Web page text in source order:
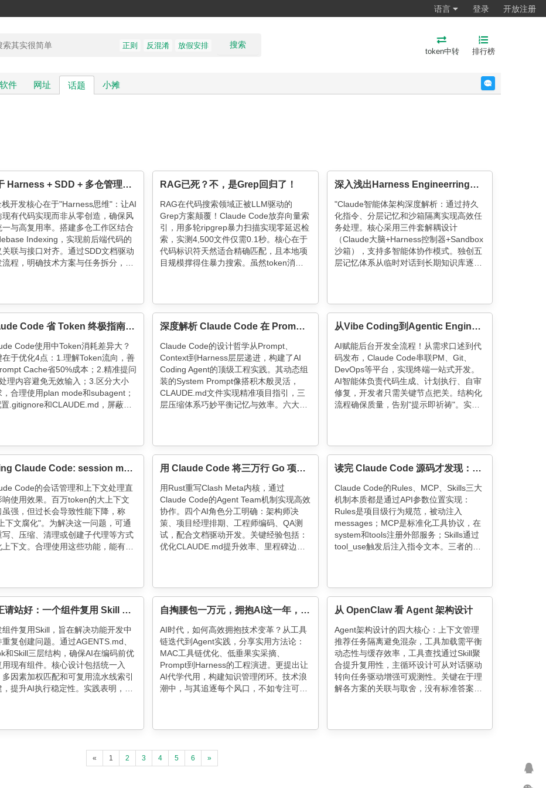
语言 登录 开放注册
搜索
正则 反混淆 放假安排
token中转 排行榜
软件 网址 话题 小摊
基于 Harness + SDD + 多仓管理模式的 AI 全栈开发实践
栈开发核心在于"Harness思维"：让AI
现有代码实现而非从零创造，确保风
一与高复用率。搭建多仓工作区结合
Indexing，实现前后端代码的
关联与接口对齐。通过SDD文档驱动
流程，明确技术方案与任务拆分，借
降低50%+开发耗时。
RAG已死？不，是Grep回归了！
RAG在代码搜索领域正被LLM驱动的
Grep方案颠覆！Claude Code放弃向量索
引，用多轮ripgrep暴力扫描实现零延迟检
索，实测4,500文件仅需0.1秒。核心在于
代码标识符天然适合精确匹配，且本地项
目规模撑得住暴力搜索。虽然token消耗
深入浅出Harness Engineerring之核心模式与理念
"Claude智能体架构深度解析：通过持久
化指令、分层记忆和沙箱隔离实现高效任
务处理。核心采用三件套解耦设计
（Claude大脑+Harness控制器+Sandbox
沙箱），支持多智能体协作模式。独创五
层记忆体系从临时对话到长期知识库逐级
Claude Code 省 Token 终极指南：同样干活，3k 和 30k 的差距藏在这些细节里
Code使用中Token消耗差异大？
在于优化4点：1.理解Token流向，善
Cache省50%成本；2.精准提问
理内容避免无效输入；3.区分大小
，合理使用plan mode和subagent；
.gitignore和CLAUDE.md，屏蔽冗
深度解析 Claude Code 在 Prompt / Context / Harness 的设计与实践
Claude Code的设计哲学从Prompt、
Context到Harness层层递进，构建了AI
Coding Agent的顶级工程实践。其动态组
装的System Prompt像搭积木般灵活，
CLAUDE.md文件实现精准项目指引，三
层压缩体系巧妙平衡记忆与效率。六大内
的工程浪漫，将严谨与趣味完美融合。
从Vibe Coding到Agentic Engineering：重构后台开发全流程
AI赋能后台开发全流程！从需求口述到代
码发布，Claude Code串联PM、Git、
DevOps等平台，实现终端一站式开发。
AI智能体负责代码生成、计划执行、自审
修复，开发者只需关键节点把关。结构化
流程确保质量，告别"提示即祈祷"。实践
Using Claude Code: session management and 1M context
Code的会话管理和上下文处理直
响使用效果。百万token的大上下文
虽强，但过长会导致性能下降，称
下文腐化"。为解决这一问题，可通
写、压缩、清理或创建子代理等方式
上下文。合理使用这些功能，能有效
用 Claude Code 将三万行 Go 项目移植到 Rust：Agent Team 实践与 Harness 效率优化
用Rust重写Clash Meta内核，通过
Claude Code的Agent Team机制实现高效
协作。四个AI角色分工明确：架构师决
策、项目经理排期、工程师编码、QA测
试，配合文档驱动开发。关键经验包括：
优化CLAUDE.md提升效率、里程碑边界
读完 Claude Code 源码才发现：Skills、MCP、Rules 的区别，远没有你想的那么大
Claude Code的Rules、MCP、Skills三大
机制本质都是通过API参数位置实现：
Rules是项目级行为规范，被动注入
messages；MCP是标准化工具协议，在
system和tools注册外部服务；Skills通过
tool_use触发后注入指令文本。三者的核
传的玄乎，底层都是对API参数的灵活运
用。
立正请站好：一个组件复用 Skill 的工程化实践
组件复用Skill，旨在解决功能开发中
重复创建问题。通过AGENTS.md、
和Skill三层结构，确保AI在编码前优
用现有组件。核心设计包括统一入
多因素加权匹配和可复用流水线索引
，提升AI执行稳定性。实践表明，AI
自掏腰包一万元，拥抱AI这一年，我的工具、实践和思考
AI时代，如何高效拥抱技术变革？从工具
链迭代到Agent实践，分享实用方法论：
MAC工具链优化、低垂果实采摘、
Prompt到Harness的工程演进。更提出让
AI代学代用，构建知识管理闭环。技术浪
潮中，与其追逐每个风口，不如专注可沉
从 OpenClaw 看 Agent 架构设计
Agent架构设计的四大核心：上下文管理
推荐任务隔离避免混杂，工具加载需平衡
动态性与缓存效率，工具查找通过Skill聚
合提升复用性，主循环设计可从对话驱动
转向任务驱动增强可观测性。关键在于理
解各方案的关联与取舍，没有标准答案，
« 1 2 3 4 5 6 »